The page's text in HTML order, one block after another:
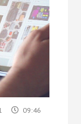
09:46